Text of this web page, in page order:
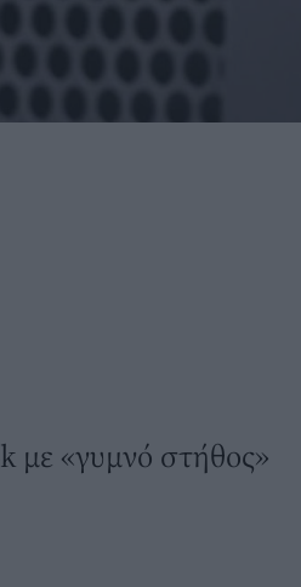
με «γυμνό στήθος»